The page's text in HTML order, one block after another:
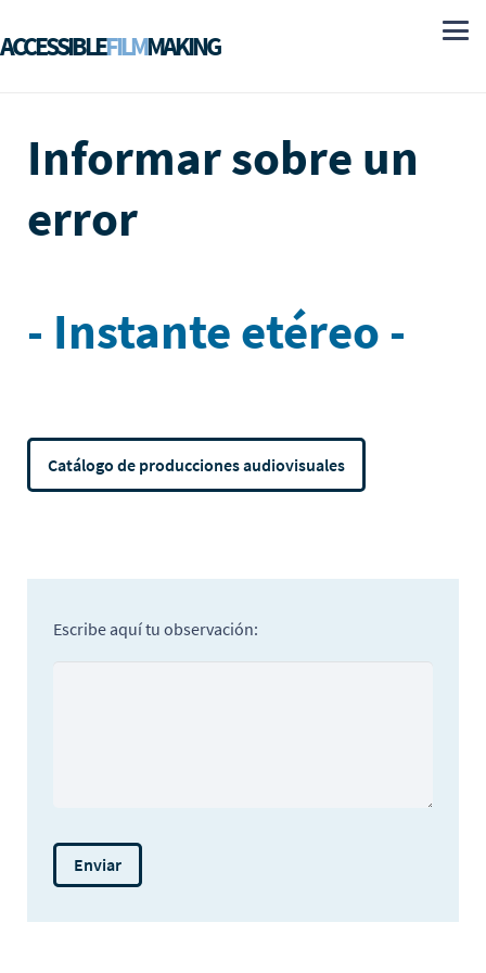
ACCESSIBLEFILMMAKING
Informar sobre un
error
- Instante etéreo -
Catálogo de producciones audiovisuales
Escribe aquí tu observación: